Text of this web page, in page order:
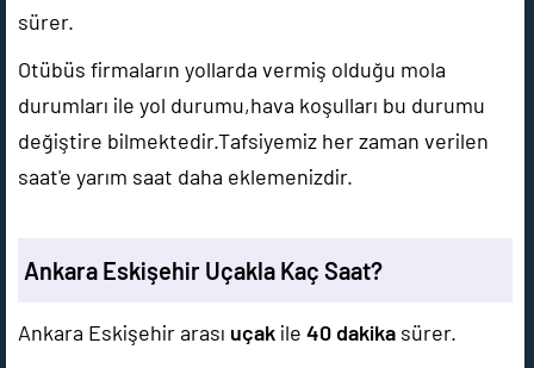
sürer.
Otübüs firmaların yollarda vermiş olduğu mola
durumları ile yol durumu,hava koşulları bu durumu
değiştire bilmektedir.Tafsiyemiz her zaman verilen
saat'e yarım saat daha eklemenizdir.
Ankara Eskişehir Uçakla Kaç Saat?
Ankara Eskişehir arası uçak ile 40 dakika sürer.